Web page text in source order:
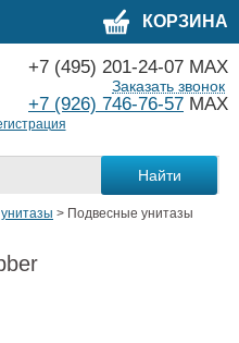
КОРЗИНА
+7 (495) 201-24-07 MAX
+7 (926) 746-76-57 MAX
Заказать звонок
> Подвесные унитазы